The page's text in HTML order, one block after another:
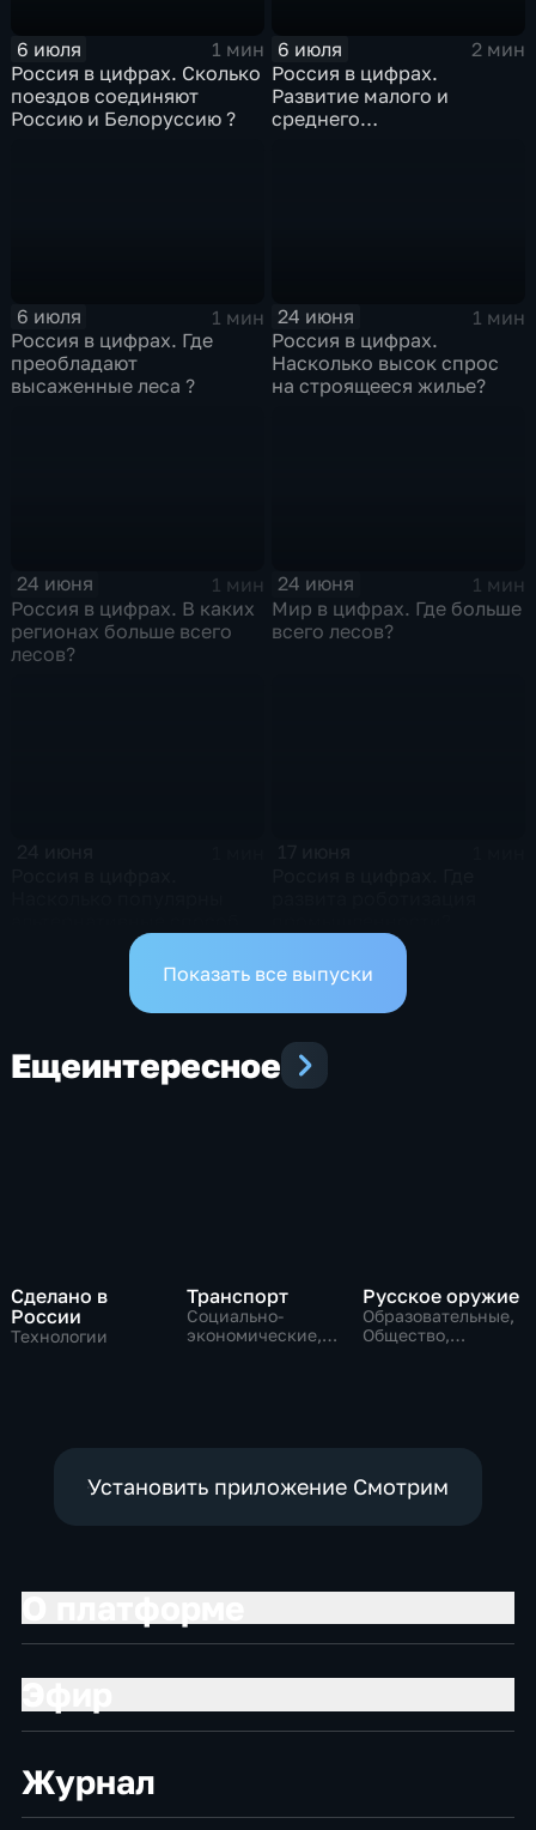
6 июля
1 мин
Россия в цифрах. Сколько
поездов соединяют
Россию и Белоруссию ?
6 июля
2 мин
Россия в цифрах.
Развитие малого и
среднего
6 июля
1 мин
Россия в цифрах. Где
преобладают
высаженные леса ?
24 июня
1 мин
Россия в цифрах.
Насколько высок спрос
на строящееся жилье?
24 июня
1 мин
Россия в цифрах. В каких
регионах больше всего
лесов?
24 июня
1 мин
Мир в цифрах. Где больше
всего лесов?
Показать все выпуски
Ещеинтересное
Сделано в
России
Технологии
Транспорт
Социально-
экономические,
Русское оружие
Образовательные,
Общество,
Установить приложение Смотрим
Журнал